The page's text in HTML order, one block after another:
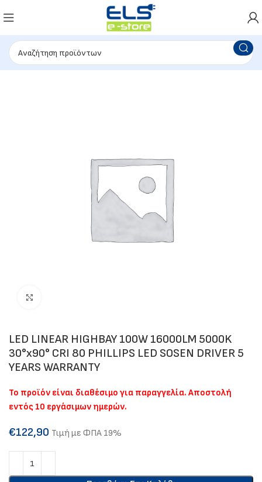
LED LINEAR HIGHBAY 100W 16000LM 5000K
30°x90° CRI 80 PHILLIPS LED SOSEN DRIVER 5
YEARS WARRANTY
Το προϊόν είναι διαθέσιμο για παραγγελία. Αποστολή
εντός 10 εργάσιμων ημερών.
€122,90 Τιμή με ΦΠΑ 19%